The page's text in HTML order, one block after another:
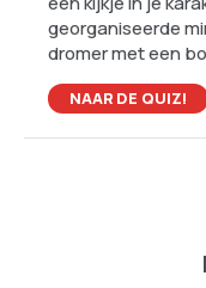
georganiseerde
dromer met een
NAAR DE QUIZ!